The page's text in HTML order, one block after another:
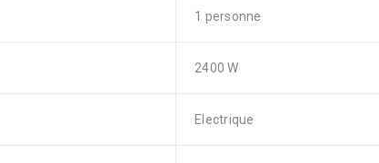
1 personne
2400 W
Electrique